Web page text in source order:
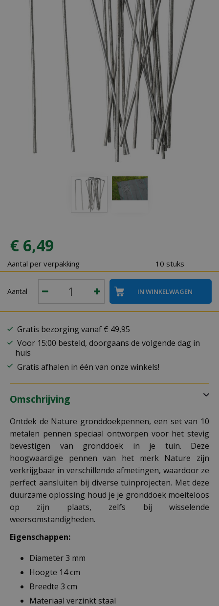
€ 6,49
Aantal per verpakking 10 stuks
Aantal
Gratis bezorging vanaf € 49,95
Voor 15:00 besteld, doorgaans de volgende dag in
huis
Gratis afhalen in één van onze winkels!
Omschrijving
Ontdek de Nature gronddoekpennen, een set van 10
metalen pennen speciaal ontworpen voor het stevig
bevestigen van gronddoek in je tuin. Deze
hoogwaardige pennen van het merk Nature zijn
verkrijgbaar in verschillende afmetingen, waardoor ze
perfect aansluiten bij diverse tuinprojecten. Met deze
duurzame oplossing houd je je gronddoek moeiteloos
op zijn plaats, zelfs bij wisselende
weersomstandigheden.
Eigenschappen:
Diameter 3 mm
Hoogte 14 cm
Breedte 3 cm
Materiaal verzinkt staal